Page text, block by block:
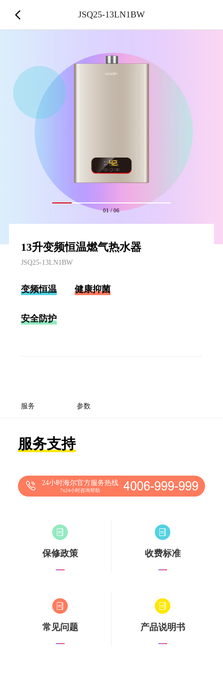
01/06
13升变频恒温燃气热水器
JSQ25-13LN1BW
变频恒温 健康抑菌
安全防护
服务 参数
服务支持
24小时海尔官方服务热线
7x24小时咨询帮助
保修政策 收费标准
常见问题 产品说明书
JSQ25-13LN1BW